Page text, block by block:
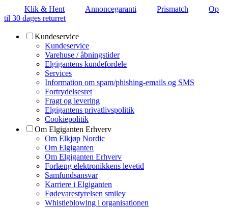
Klik & Hent Annoncegaranti Prismatch
Op
til 30 dages returret
Kundeservice
Kundeservice
Varehuse / åbningstider
Elgigantens kundefordele
Services
Information om spam/phishing-emails og SMS
Fortrydelsesret
Fragt og levering
Elgigantens privatlivspolitik
Cookiepolitik
Om Elgiganten Erhverv
Om Elkjøp Nordic
Om Elgiganten
Om Elgiganten Erhverv
Forlæng elektronikkens levetid
Samfundsansvar
Karriere i Elgiganten
Fødevarestyrelsen smiley
Whistleblowing i organisationen